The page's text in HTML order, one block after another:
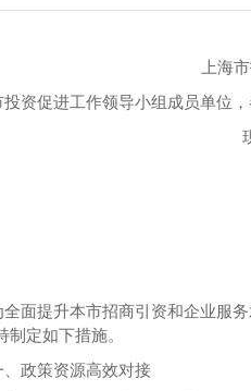
上海
投资促进工作领导小组成员单位
全面提升本市招商引资和企业服
制定如下措施。
、政策资源高效对接